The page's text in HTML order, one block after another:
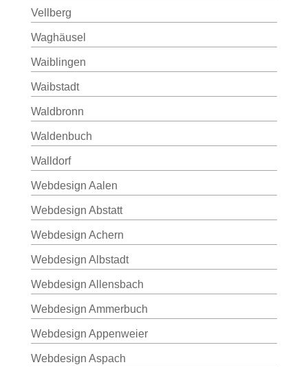
Vellberg
Waghäusel
Waiblingen
Waibstadt
Waldbronn
Waldenbuch
Walldorf
Webdesign Aalen
Webdesign Abstatt
Webdesign Achern
Webdesign Albstadt
Webdesign Allensbach
Webdesign Ammerbuch
Webdesign Appenweier
Webdesign Aspach